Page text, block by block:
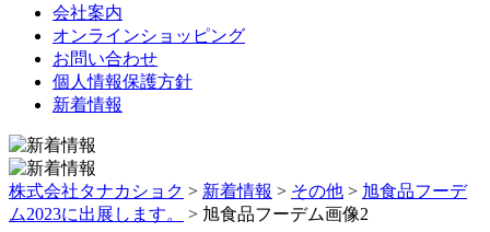
会社案内
オンラインショッピング
お問い合わせ
個人情報保護方針
新着情報
株式会社タナカショク > 新着情報 > その他 > 旭食品フーデ
ム2023に出展します。
> 旭食品フーデム画像2